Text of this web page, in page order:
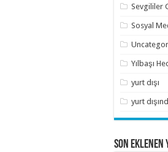
Sevgililer
Sosyal
Yılbaşı
yurt dışı
yurt
SON EKLENEN